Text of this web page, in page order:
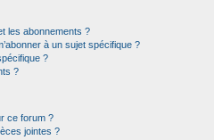
les abonnements ?
à un sujet spécifique ?
?
?
ce forum ?
jointes ?